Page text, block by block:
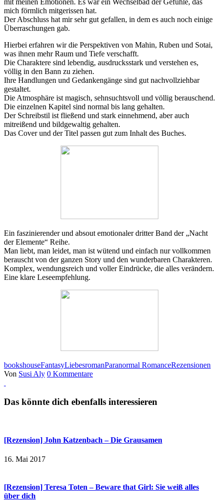
mit meinen Emotionen. Es war ein Wechselbad der Gefühle, das
mich förmlich mitgerissen hat.
Der Abschluss hat mir sehr gut gefallen, in dem es auch noch einige
Überraschungen gab.
Hierbei erfahren wir die Perspektiven von Mahin, Ruben und Sotai,
was ihnen mehr Raum und Tiefe verschafft.
Die Charaktere sind lebendig, ausdrucksstark und verstehen es,
völlig in den Bann zu ziehen.
Ihre Handlungen und Gedankengänge sind gut nachvollziehbar
gestaltet.
Die Atmosphäre ist magisch, sehnsuchtsvoll und völlig berauschend.
Die einzelnen Kapitel sind normal bis lang gehalten.
Der Schreibstil ist fließend und stark einnehmend, aber auch
mitreißend und bildgewaltig gehalten.
Das Cover und der Titel passen gut zum Inhalt des Buches.
Ein faszinierender und absout emotionaler dritter Band der „Nacht
der Elemente“ Reihe.
Man liebt, man leidet, man ist wütend und einfach nur vollkommen
berauscht von der ganzen Story und den wunderbaren Charakteren.
Komplex, wendungsreich und voller Eindrücke, die alles verändern.
Eine klare Leseempfehlung.
bookshouseFantasyLiebesromanParanormal RomanceRezensionen
Von Susi Aly 0 Kommentare
Das könnte dich ebenfalls interessieren
[Rezension] John Katzenbach – Die Grausamen
16. Mai 2017
[Rezension] Teresa Toten – Beware that Girl: Sie weiß alles
über dich